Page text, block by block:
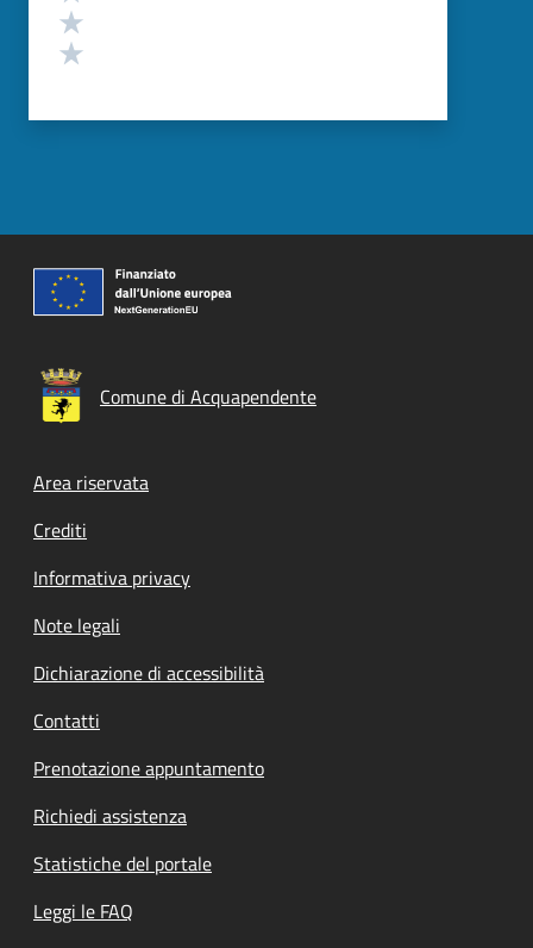
Comune di Acquapendente
Footer menu
Area riservata
Crediti
Informativa privacy
Note legali
Dichiarazione di accessibilità
Contatti
Prenotazione appuntamento
Richiedi assistenza
Statistiche del portale
Leggi le FAQ